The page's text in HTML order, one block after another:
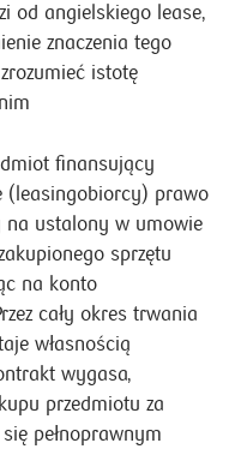
od angielskiego lease,
znaczenia tego
istotę
finansujący
(leasingobiorcy) prawo
na ustalony w umowie
sprzętu
na konto
cały okres trwania
własnością
wygasa,
przedmiotu za
pełnoprawnym